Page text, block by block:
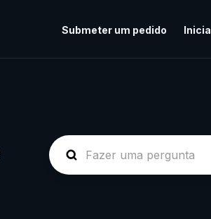
Submeter um pedido